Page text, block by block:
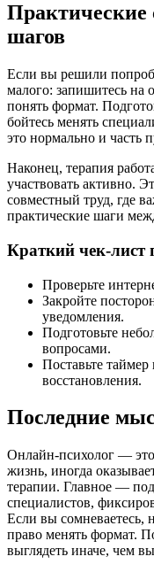
Практические
шагов
Если вы решили
малого: запишитесь на
понять формат.
бойтесь менять
это нормально и часть
Наконец, терапия
участвовать активно.
совместный труд, где
практические шаги
Краткий чек‑лист
Проверьте
Закройте
уведомления.
Подготовьте
вопросами.
Поставьте
восстановления.
Последние
Онлайн‑психолог —
жизнь, иногда
терапии. Главное —
специалистов,
Если вы сомневаетесь,
право менять формат.
выглядеть иначе, чем